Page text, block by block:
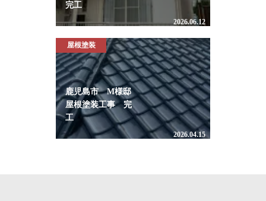
完工
2026.06.12
屋根塗装
鹿児島市 M様邸
屋根塗装工事 完
工
2026.04.15